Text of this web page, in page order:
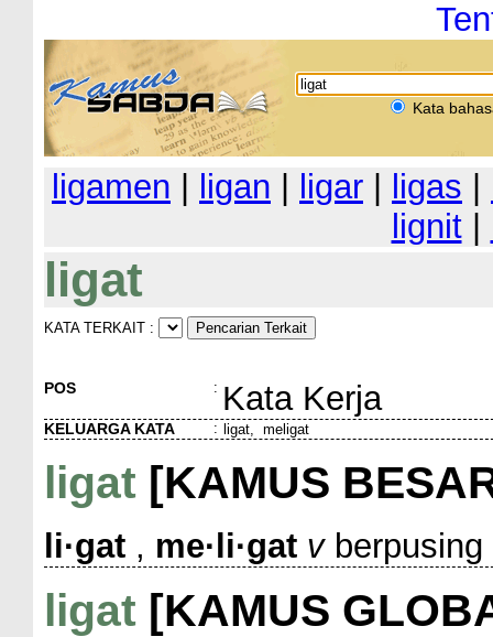
Kata
ligamen ligan ligar ligas
lignit|
ligat
KATA TERKAIT :
POS : Kata Kerja
KELUARGA KATA : ligat, meligat
ligat [KAMUS
li·gat , me·li·gat vberpusing
ligat [KAMUS